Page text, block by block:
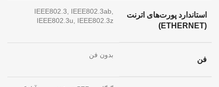
استاندارد پورت‌های اترنت
(ETHERNET)
IEEE802.3, IEEE802.3ab,
IEEE802.3u, IEEE802.3z
فن
بدون فن